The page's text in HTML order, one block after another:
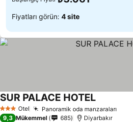
Fiyatları görün: 4 site
3 YıldızOtel Panoramik oda manzaraları
SUR PALACE HOTELFiyatları
9,3 Mükemmel 685 Diyarbakır